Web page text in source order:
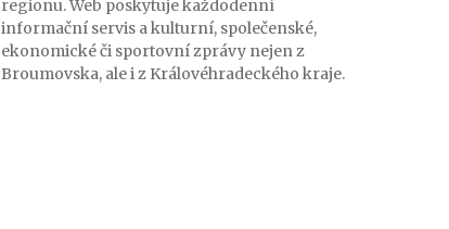
regionu. Web poskytuje každodenní
informační servis a kulturní, společenské,
ekonomické či sportovní zprávy nejen z
Broumovska, ale i z Královéhradeckého kraje.